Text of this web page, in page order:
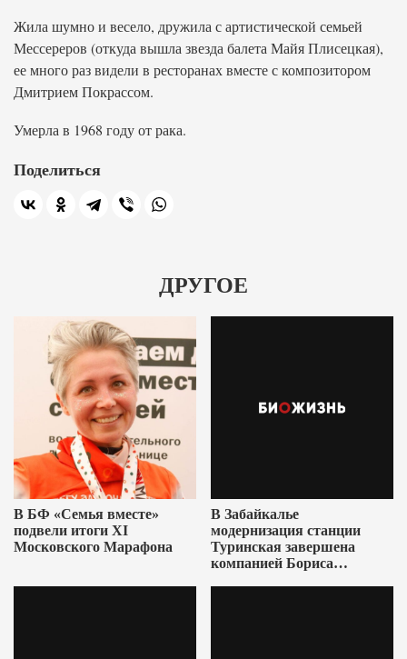
Жила шумно и весело, дружила с артистической семьей
Мессереров (откуда вышла звезда балета Майя Плисецкая),
ее много раз видели в ресторанах вместе с композитором
Дмитрием Покрассом.
Умерла в 1968 году от рака.
Поделиться
ДРУГОЕ
В БФ «Семья вместе»
подвели итоги XI
Московского Марафона
В Забайкалье
модернизация станции
Туринская завершена
компанией Бориса